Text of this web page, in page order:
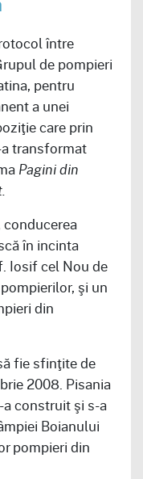
între
de pompieri
pentru
a unei
care prin
transformat
Pagini din
în incinta
Iosif cel Nou de
şi un
din
fie sfinţite de
2008. Pisania
construit şi s-a
Boianului
pompieri din